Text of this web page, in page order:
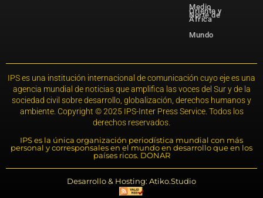
Medio
Oriente y
Norte de
África
Mundo
IPS es una institución internacional de comunicación cuyo eje es una
agencia mundial de noticias que amplifica las voces del Sur y de la
sociedad civil sobre desarrollo, globalización, derechos humanos y
ambiente. Copyright © 2025 IPS-Inter Press Service. Todos los
derechos reservados.
IPS es la única organización periodística mundial con más
personal y corresponsales en el mundo en desarrollo que en los
países ricos. DONAR
Desarrollo & Hosting: Atiko.Studio